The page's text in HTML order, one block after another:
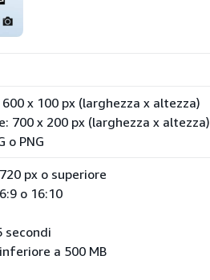
x 100 px (larghezza x altezza)
700 x 200 px (larghezza x altezza)
o PNG
px o superiore
o 16:10
secondi
a 500 MB